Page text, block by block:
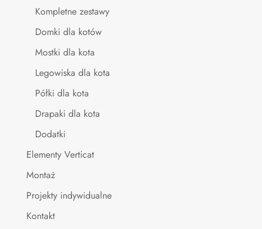
Kompletne zestawy
Domki dla kotów
Mostki dla kota
Legowiska dla kota
Półki dla kota
Drapaki dla kota
Dodatki
Elementy Verticat
Montaż
Projekty indywidualne
Kontakt